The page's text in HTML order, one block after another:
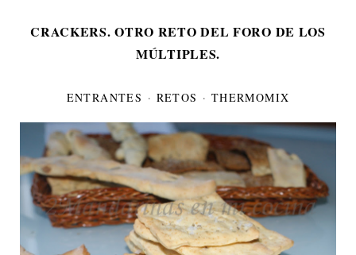
CRACKERS. OTRO RETO DEL FORO DE LOS
MÚLTIPLES.
ENTRANTES · RETOS · THERMOMIX